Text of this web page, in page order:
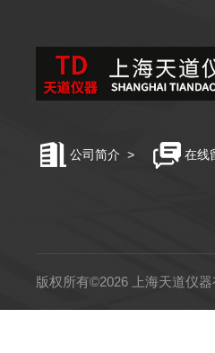
公司简介 > 在线
版权所有©2026 上海天道仪